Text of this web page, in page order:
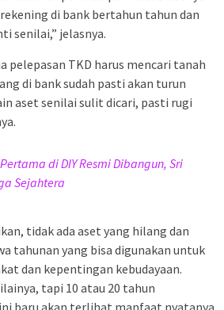
di bank bertahun tahun dan
senilai,” jelasnya.
pelepasan TKD harus mencari tanah
di bank sudah pasti akan turun
aset senilai sulit dicari, pasti rugi
di DIY Resmi Dibangun, Sri
Sejahtera
tidak ada aset yang hilang dan
tahunan yang bisa digunakan untuk
dan kepentingan kebudayaan.
tapi 10 atau 20 tahun
baru akan terlihat manfaat nyatanya.